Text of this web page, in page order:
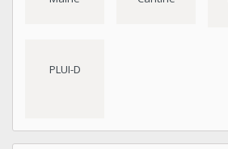
PLUI-D